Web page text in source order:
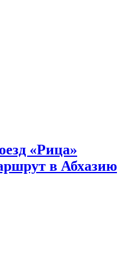
«Рица»
в Абхазию